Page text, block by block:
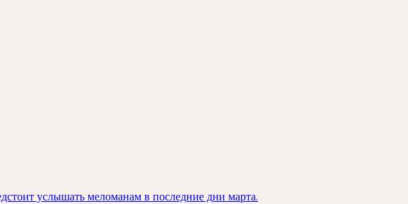
услышать меломанам в последние дни марта.